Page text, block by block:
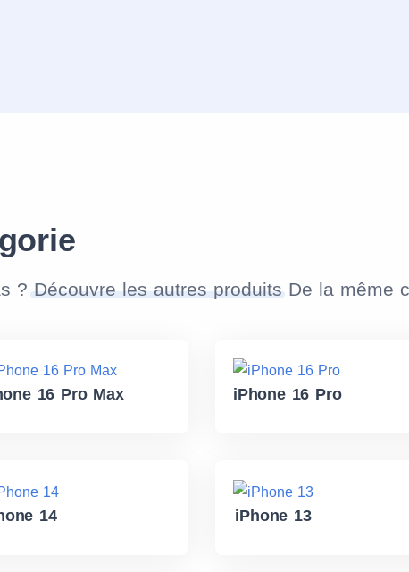
?Découvre les autres produitsDe la même
16 Pro Max iPhone 16 Pro
14 iPhone 13